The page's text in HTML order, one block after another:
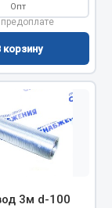
Опт
корзину
3м d-100